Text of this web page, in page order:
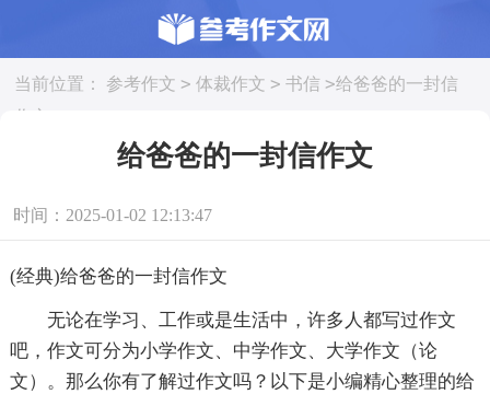
当前位置： 参考作文 > 体裁作文 > 书信 >给爸爸的一封信
作文
给爸爸的一封信作文
时间：2025-01-02 12:13:47
(经典)给爸爸的一封信作文
无论在学习、工作或是生活中，许多人都写过作文
吧，作文可分为小学作文、中学作文、大学作文（论
文）。那么你有了解过作文吗？以下是小编精心整理的给